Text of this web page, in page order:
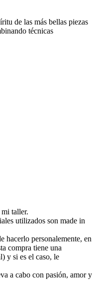
de las más bellas piezas
técnicas
mi taller.
utilizados son made in
hacerlo personalemente, en
compra tiene una
y si es el caso, le
a cabo con pasión, amor y